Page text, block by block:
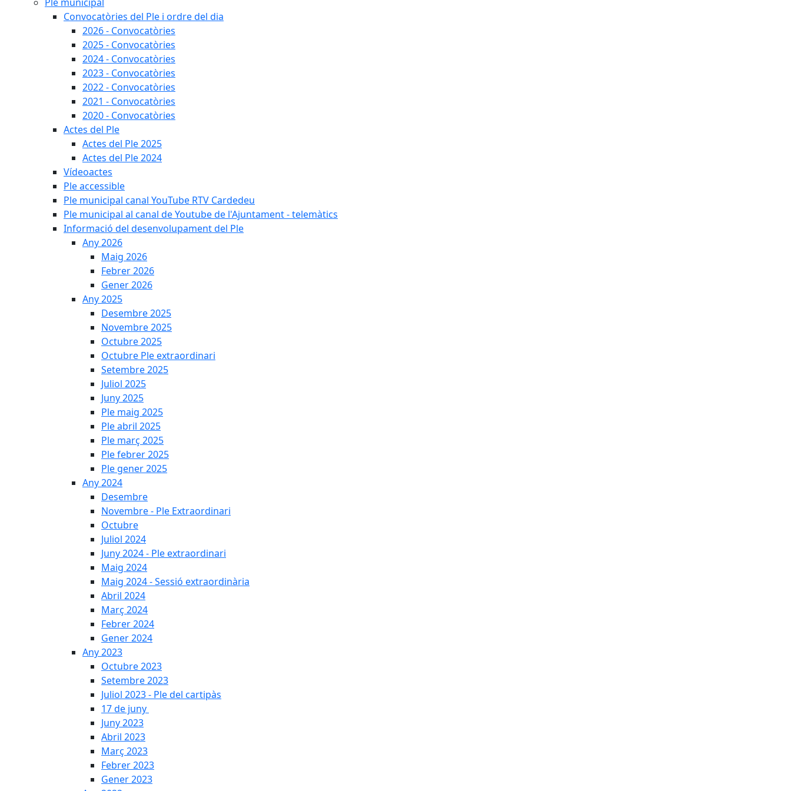
Convocatòries del Ple i ordre del dia
2026 - Convocatòries
2025 - Convocatòries
2024 - Convocatòries
2023 - Convocatòries
2022 - Convocatòries
2021 - Convocatòries
2020 - Convocatòries
Actes del Ple
Actes del Ple 2025
Actes del Ple 2024
Vídeoactes
Ple accessible
Ple municipal canal YouTube RTV Cardedeu
Ple municipal al canal de Youtube de l'Ajuntament - telemàtics
Informació del desenvolupament del Ple
Any 2026
Maig 2026
Febrer 2026
Gener 2026
Any 2025
Desembre 2025
Novembre 2025
Octubre 2025
Octubre Ple extraordinari
Setembre 2025
Juliol 2025
Juny 2025
Ple maig 2025
Ple abril 2025
Ple març 2025
Ple febrer 2025
Ple gener 2025
Any 2024
Desembre
Novembre - Ple Extraordinari
Octubre
Juliol 2024
Juny 2024 - Ple extraordinari
Maig 2024
Maig 2024 - Sessió extraordinària
Abril 2024
Març 2024
Febrer 2024
Gener 2024
Any 2023
Octubre 2023
Setembre 2023
Juliol 2023 - Ple del cartipàs
17 de juny
Juny 2023
Abril 2023
Març 2023
Febrer 2023
Gener 2023